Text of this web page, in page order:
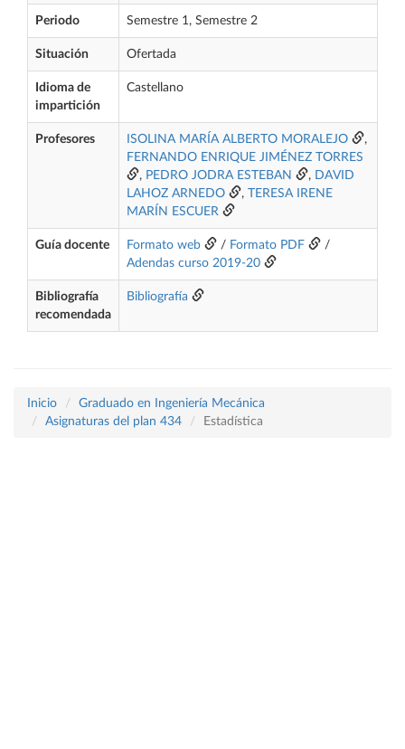
Periodo Semestre 1, Semestre 2
Situación Ofertada
Idioma de
impartición
Castellano
Profesores ISOLINA MARÍA ALBERTO MORALEJO
,
FERNANDO ENRIQUE JIMÉNEZ TORRES
, PEDRO JODRA ESTEBAN , DAVID
LAHOZ ARNEDO
,
TERESA IRENE
MARÍN ESCUER
Guía docente Formato web / Formato PDF
/
Adendas curso 2019-20
Bibliografía
recomendada
Bibliografía
Inicio
Graduado en Ingeniería Mecánica
Asignaturas del plan 434
Estadística